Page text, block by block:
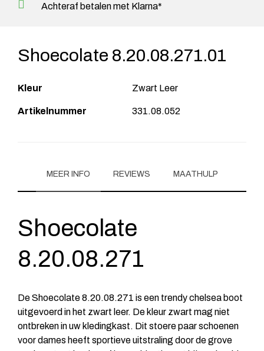
Achteraf betalen met Klarna*
Shoecolate 8.20.08.271.01
Kleur Zwart Leer
Artikelnummer 331.08.052
MEER INFO REVIEWS MAATHULP
Shoecolate
8.20.08.271
De Shoecolate 8.20.08.271 is een trendy chelsea boot
uitgevoerd in het zwart leer. De kleur zwart mag niet
ontbreken in uw kledingkast. Dit stoere paar schoenen
voor dames heeft sportieve uitstraling door de grove